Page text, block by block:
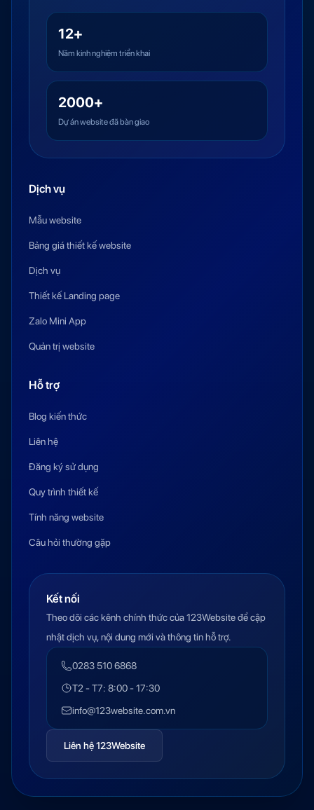
12+
Năm kinh nghiệm triển khai
2000+
Dự án website đã bàn giao
Dịch vụ
Mẫu website
Bảng giá thiết kế website
Dịch vụ
Thiết kế Landing page
Zalo Mini App
Quản trị website
Hỗ trợ
Blog kiến thức
Liên hệ
Đăng ký sử dụng
Quy trình thiết kế
Tính năng website
Câu hỏi thường gặp
Kết nối
Theo dõi các kênh chính thức của 123Website để cập
nhật dịch vụ, nội dung mới và thông tin hỗ trợ.
0283 510 6868
T2 - T7: 8:00 - 17:30
info@123website.com.vn
Liên hệ 123Website